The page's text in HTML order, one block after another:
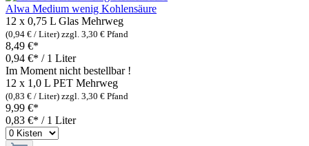
Alwa Medium wenig Kohlensäure
12 x 0,75 L Glas Mehrweg
(0,94 € / Liter) zzgl. 3,30 € Pfand
8,49 €*
0,94 €* / 1 Liter
Im Moment nicht bestellbar !
12 x 1,0 L PET Mehrweg
(0,83 € / Liter) zzgl. 3,30 € Pfand
9,99 €*
0,83 €* / 1 Liter